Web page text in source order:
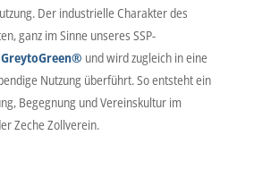
Der industrielle Charakter des
ganz im Sinne unseres SSP-
GreytoGreen® und wird zugleich in eine
Nutzung überführt. So entsteht ein
Begegnung und Vereinskultur im
Zeche Zollverein.